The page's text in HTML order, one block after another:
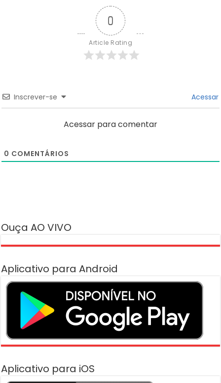
0
Article Rating
Inscrever-se Acessar
Acessar para comentar
0 COMENTÁRIOS
Ouça AO VIVO
Aplicativo para Android
Aplicativo para iOS